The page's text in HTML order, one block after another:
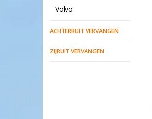
Volvo
ACHTERRUIT VERVANGEN
ZIJRUIT VERVANGEN